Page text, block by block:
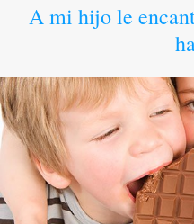
A mi hijo le